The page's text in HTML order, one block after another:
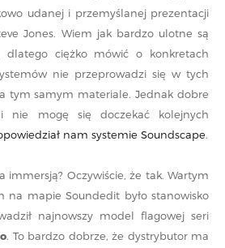
udanej i przemyślanej prezentacji
Jones. Wiem jak bardzo ulotne są
dlatego ciężko mówić o konkretach
nie przeprowadzi się w tych
tym samym materiale. Jednak dobre
i nie mogę się doczekać kolejnych
nam systemie Soundscape.
immersją? Oczywiście, że tak. Wartym
na mapie Soundedit było stanowisko
najnowszy model flagowej seri
. To bardzo dobrze, że dystrybutor ma